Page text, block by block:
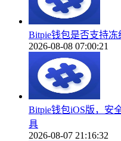
Bitpie钱包是否支持
2026-08-08 07:00:21
Bitpie钱包iOS版，安
具
2026-08-07 21:16:32